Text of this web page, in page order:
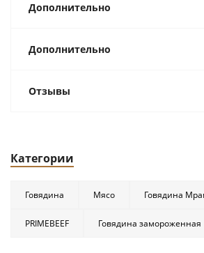
Дополнительно
Дополнительно
Отзывы
Категории
Говядина Мясо Говядина
PRIMEBEEF Говядина замороженная